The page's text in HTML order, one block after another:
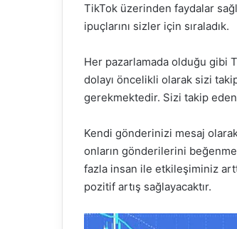
TikTok üzerinden faydalar
ipuçlarını sizler için sıraladık.
Her pazarlamada olduğu gibi
dolayı öncelikli olarak sizi
gerekmektedir. Sizi takip
Kendi gönderinizi mesaj
onların gönderilerini
fazla insan ile etkileşiminiz
pozitif artış sağlayacaktır.